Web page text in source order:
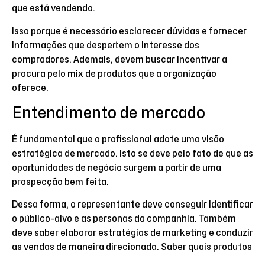
que está vendendo.
Isso porque é necessário esclarecer dúvidas e fornecer
informações que despertem o interesse dos
compradores. Ademais, devem buscar incentivar a
procura pelo mix de produtos que a organização
oferece.
Entendimento de mercado
É fundamental que o profissional adote uma visão
estratégica de mercado. Isto se deve pelo fato de que as
oportunidades de negócio surgem a partir de uma
prospecção bem feita.
Dessa forma, o representante deve conseguir identificar
o público-alvo e as personas da companhia. Também
deve saber elaborar estratégias de marketing e conduzir
as vendas de maneira direcionada. Saber quais produtos